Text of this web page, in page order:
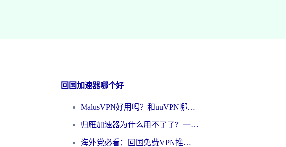
回国加速器哪个好
MalusVPN好用吗？和uuVPN哪个好？海外党无缝访问国内资源的真实对比与选择指南
归雁加速器为什么用不了了？一位海外游子的真实困惑与技术解答
海外党必看：回国免费VPN推荐？别踩坑！教你选对加速器无缝刷国内资源